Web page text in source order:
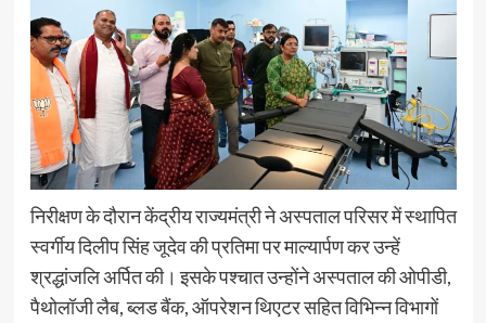
निरीक्षण के दौरान केंद्रीय राज्यमंत्री ने अस्पताल परिसर में स्थापित
स्वर्गीय दिलीप सिंह जूदेव की प्रतिमा पर माल्यार्पण कर उन्हें
श्रद्धांजलि अर्पित की। इसके पश्चात उन्होंने अस्पताल की ओपीडी,
पैथोलॉजी लैब, ब्लड बैंक, ऑपरेशन थिएटर सहित विभिन्न विभागों